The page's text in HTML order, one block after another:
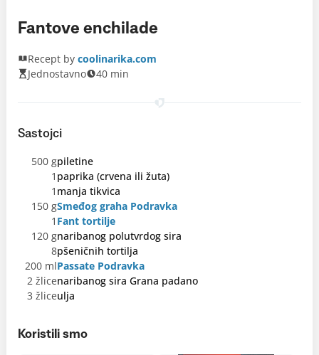
Fantove enchilade
Recept by coolinarika.com
Jednostavno
40 min
Sastojci
500 gpiletine
1 paprika (crvena ili žuta)
1 manja tikvica
150 gSmeđog graha Podravka
1 Fant tortilje
120 gnaribanog polutvrdog sira
8pšeničnih tortilja
200 mlPassate Podravka
2 žlicenaribanog sira Grana padano
3 žliceulja
Koristili smo